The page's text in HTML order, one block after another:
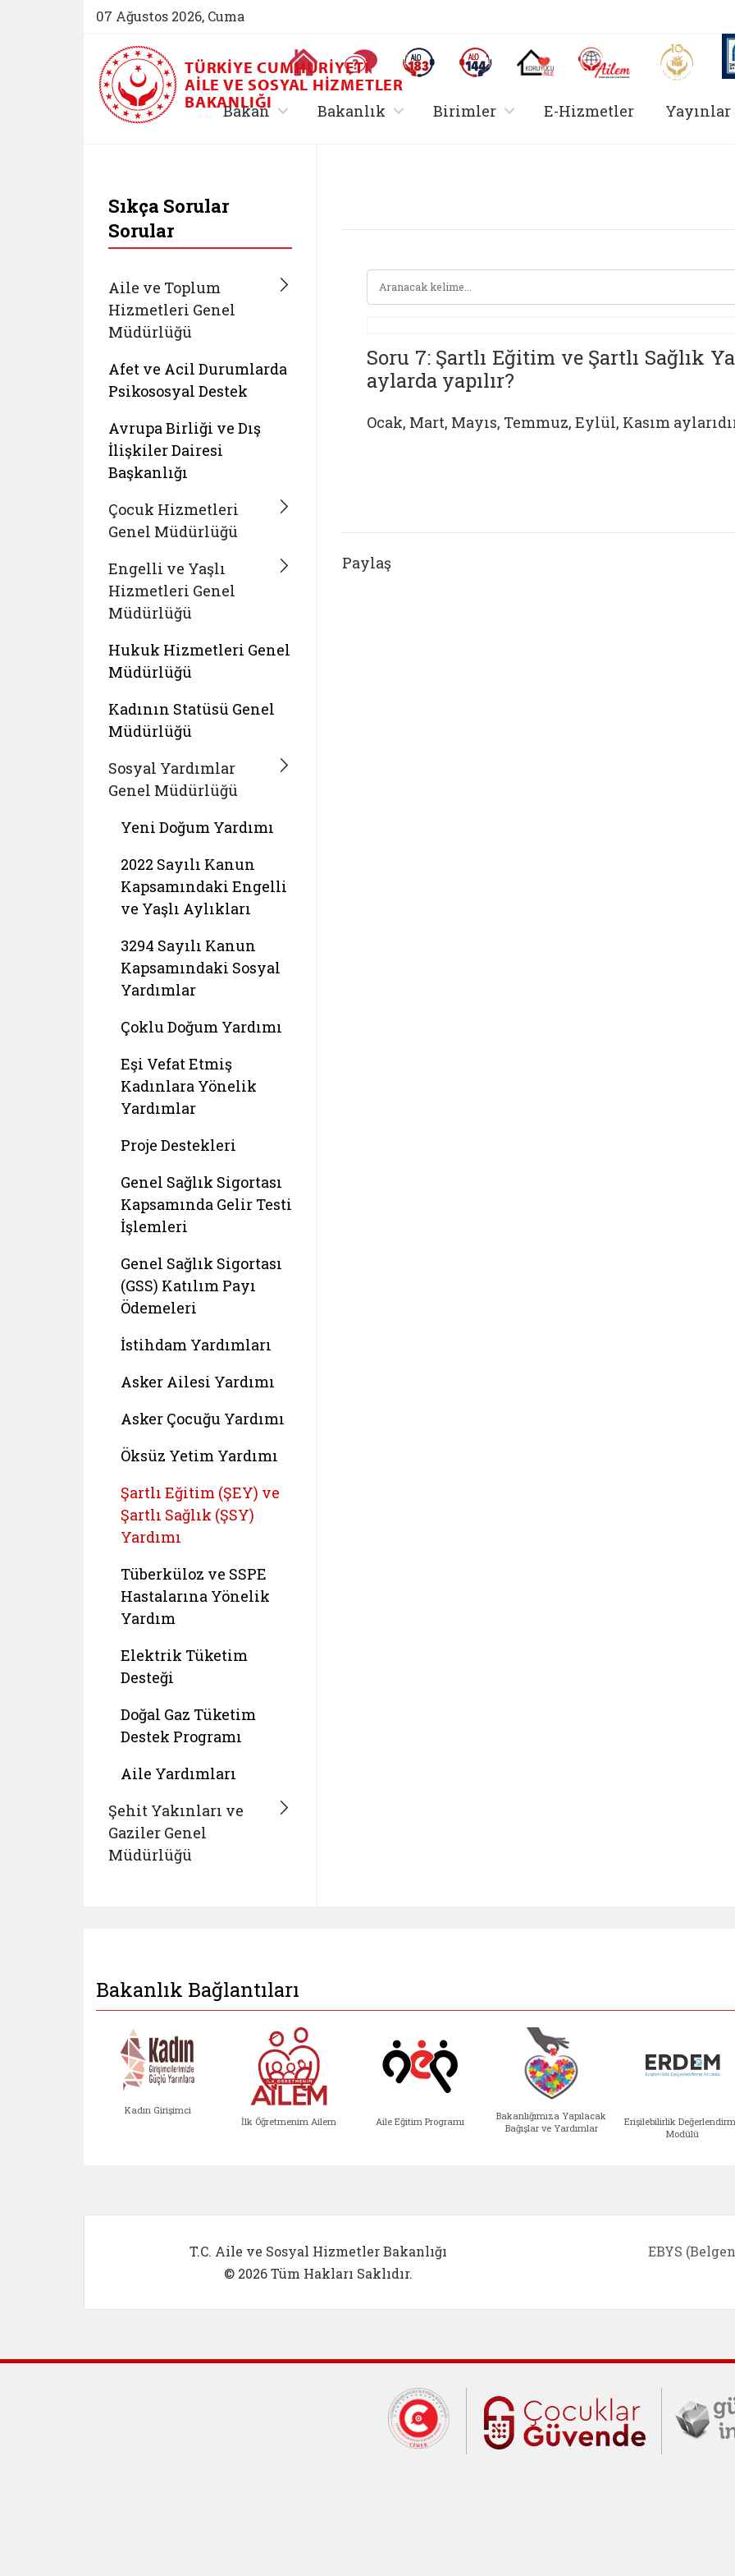
07 Ağustos 2026, Cuma
Ana Sayfa Sıkça Sorulan SorularAlo 183 (yeni sekmede açılır)Alo 144 (yeni sekmede açılır)Koruyucu Aile (yeni sekmede açılır)
AİLEM İletişim Aile ve
TÜRKIYE CUMHURIYETI
AILE VE SOSYAL HIZMETLER
BAKANLIĞI
Bakan, alt menü içerir
Bakanlık , alt menü içerir
Birimler, alt menü içerir
E-Hizmetler Yayınlar
Sıkça Sorular
Sorular
Aile ve Toplum
Hizmetleri Genel
Müdürlüğü
Afet ve Acil Durumlarda
Psikososyal Destek
Avrupa Birliği ve Dış
İlişkiler Dairesi
Başkanlığı
Çocuk Hizmetleri
Genel Müdürlüğü
Engelli ve Yaşlı
Hizmetleri Genel
Müdürlüğü
Hukuk Hizmetleri Genel
Müdürlüğü
Kadının Statüsü Genel
Müdürlüğü
Sosyal Yardımlar
Genel Müdürlüğü
Yeni Doğum Yardımı
2022 Sayılı Kanun
Kapsamındaki Engelli
ve Yaşlı Aylıkları
3294 Sayılı Kanun
Kapsamındaki Sosyal
Yardımlar
Çoklu Doğum Yardımı
Eşi Vefat Etmiş
Kadınlara Yönelik
Yardımlar
Proje Destekleri
Genel Sağlık Sigortası
Kapsamında Gelir Testi
İşlemleri
Genel Sağlık Sigortası
(GSS) Katılım Payı
Ödemeleri
İstihdam Yardımları
Asker Ailesi Yardımı
Asker Çocuğu Yardımı
Öksüz Yetim Yardımı
Şartlı Eğitim (ŞEY) ve
Şartlı Sağlık (ŞSY)
Yardımı
Tüberküloz ve SSPE
Hastalarına Yönelik
Yardım
Elektrik Tüketim
Desteği
Doğal Gaz Tüketim
Destek Programı
Aile Yardımları
Şehit Yakınları ve
Gaziler Genel
Müdürlüğü
Soru 7: Şartlı Eğitim ve Şartlı Sağlık
aylarda yapılır?
Ocak, Mart, Mayıs, Temmuz, Eylül, Kasım
Paylaş
Bakanlık Bağlantıları
Kadın Girişimci
İlk Öğretmenim Ailem Aile Eğitim Programı
Bakanlığımıza Yapılacak
Bağışlar ve Yardımlar
Erişilebilirlik
Modülü
T.C. Aile ve Sosyal Hizmetler Bakanlığı
© 2026 Tüm Hakları Saklıdır.
EBYS
Cumhurbaşkanlığı İletişim Merkezi
Çocuklar